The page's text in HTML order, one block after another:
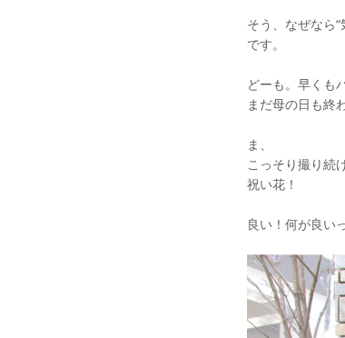
そう、なぜなら
です。
どーも。早くも
まだ母の日も終
ま、
こっそり撮り続
祝い花！
良い！何が良い